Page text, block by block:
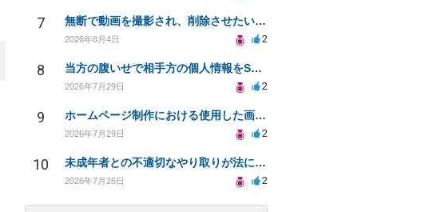
7 無断で動画を撮影され、削除させたいが連絡が返ってこない。
2026年8月4日 2
8 当方の腹いせで相手方の個人情報をSNSで晒してしまい名誉毀損させてしまったかもしれない
2026年7月29日 2
9 ホームページ制作における使用した画像や文章の著作権について
2026年7月29日 2
10 未成年者との不適切なやり取りが法に触れる可能性と対処法
2026年7月26日 2